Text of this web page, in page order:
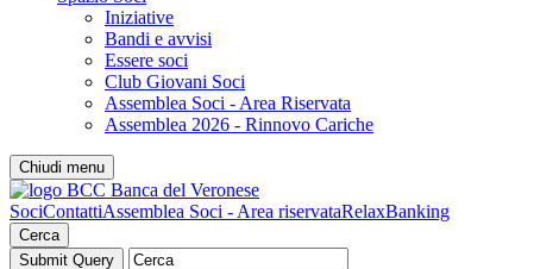
Iniziative
Bandi e avvisi
Essere soci
Club Giovani Soci
Assemblea Soci - Area Riservata
Assemblea 2026 - Rinnovo Cariche
Chiudi menu
SociContattiAssemblea Soci - Area riservataRelaxBanking
Cerca